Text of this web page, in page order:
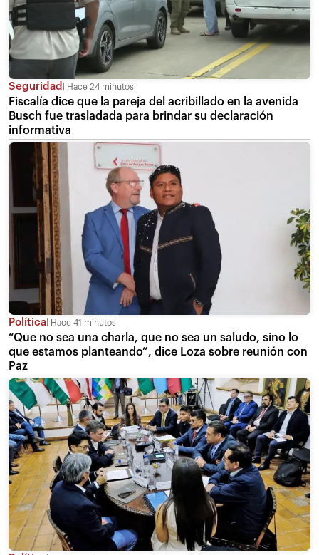
Seguridad Hace 24 minutos
Fiscalía dice que la pareja del acribillado en la avenida
Busch fue trasladada para brindar su declaración
informativa
Política Hace 41 minutos
“Que no sea una charla, que no sea un saludo, sino lo
que estamos planteando”, dice Loza sobre reunión con
Paz